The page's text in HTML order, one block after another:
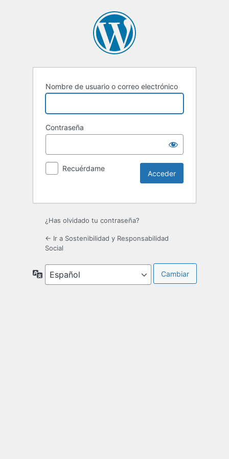
Nombre de usuario o correo electrónico
Contraseña
Recuérdame
¿Has olvidado tu contraseña?
← Ir a Sostenibilidad y Responsabilidad
Social
Idioma